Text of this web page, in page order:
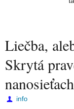
Liečba,
Skrytá
info